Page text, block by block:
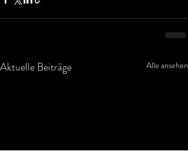
Aktuelle Beiträge Alle ansehen